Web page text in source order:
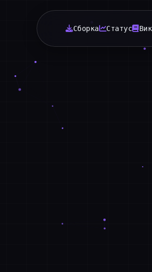
Сборка Статус